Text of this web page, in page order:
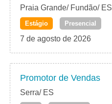
Praia Grande/ Fundão/ ES
Estágio Presencial
7 de agosto de 2026
Promotor de Vendas
Serra/ ES